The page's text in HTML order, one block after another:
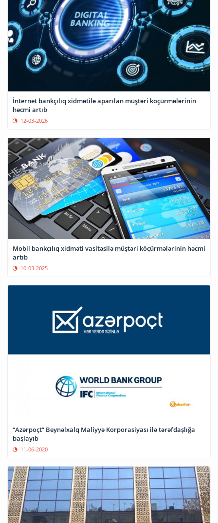
İnternet bankçılıq xidmətilə aparılan müştəri köçürmələrinin
həcmi artıb
12-03-2026
Mobil bankçılıq xidməti vasitəsilə müştəri köçürmələrinin həcmi
artıb
10-03-2025
“Azərpoçt” Beynəlxalq Maliyyə Korporasiyası ilə tərəfdaşlığa
başlayıb
11-06-2020